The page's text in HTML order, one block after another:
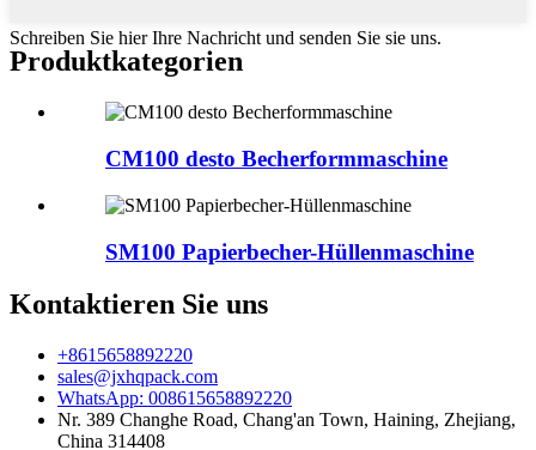
Schreiben Sie hier Ihre Nachricht und senden Sie sie uns.
Produktkategorien
CM100 desto Becherformmaschine
SM100 Papierbecher-Hüllenmaschine
Kontaktieren Sie uns
+8615658892220
sales@jxhqpack.com
WhatsApp: 008615658892220
Nr. 389 Changhe Road, Chang'an Town, Haining, Zhejiang,
China 314408